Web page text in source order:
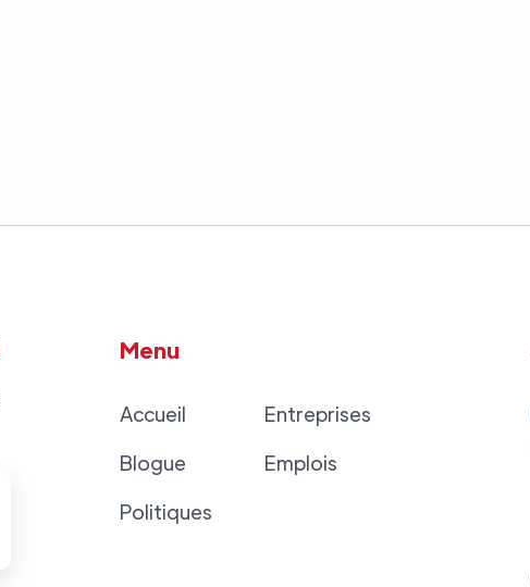
Menu
Accueil
Blogue
Politiques
Entreprises
Emplois